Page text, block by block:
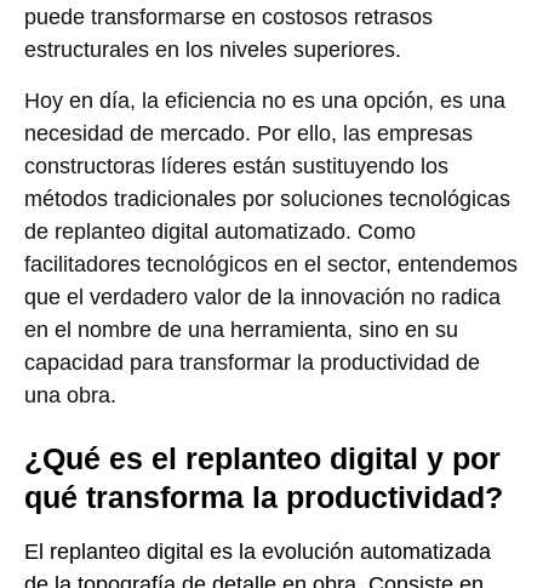
puede transformarse en costosos retrasos
estructurales en los niveles superiores.
Hoy en día, la eficiencia no es una opción, es una
necesidad de mercado. Por ello, las empresas
constructoras líderes están sustituyendo los
métodos tradicionales por soluciones tecnológicas
de replanteo digital automatizado. Como
facilitadores tecnológicos en el sector, entendemos
que el verdadero valor de la innovación no radica
en el nombre de una herramienta, sino en su
capacidad para transformar la productividad de
una obra.
¿Qué es el replanteo digital y por
qué transforma la productividad?
El replanteo digital es la evolución automatizada